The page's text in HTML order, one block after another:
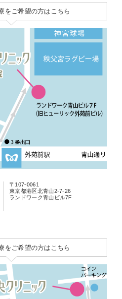
をご希望の方はこちら
〒107-0061
東京都港区北青山2-7-26
ランドワーク青山ビル7F
をご希望の方はこちら